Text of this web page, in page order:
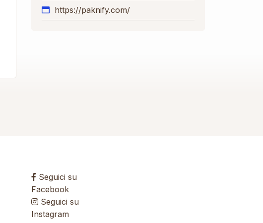
https://paknify.com/
Seguici su
Facebook
Seguici su
Instagram